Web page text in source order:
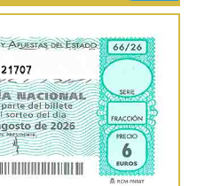
21707